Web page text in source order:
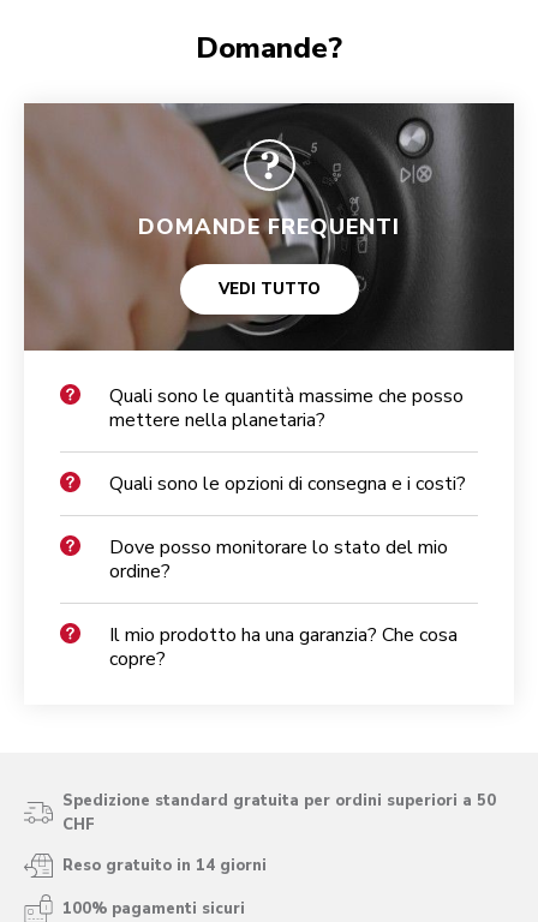
Domande?
DOMANDE FREQUENTI
VEDI TUTTO
Quali sono le quantità massime che posso
mettere nella planetaria?
Quali sono le opzioni di consegna e i costi?
Dove posso monitorare lo stato del mio
ordine?
Il mio prodotto ha una garanzia? Che cosa
copre?
Spedizione standard gratuita per ordini superiori a 50
CHF
Reso gratuito in 14 giorni
100% pagamenti sicuri